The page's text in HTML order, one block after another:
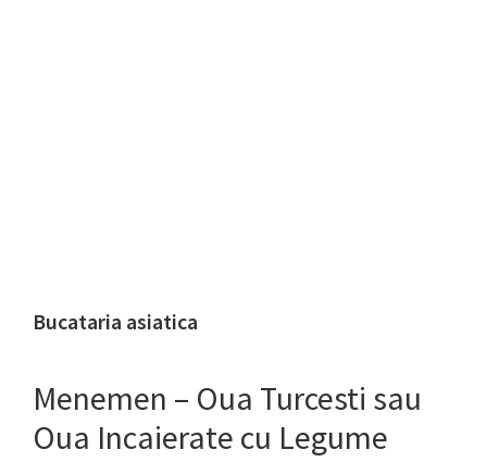
Bucataria asiatica
Menemen – Oua Turcesti sau
Oua Incaierate cu Legume